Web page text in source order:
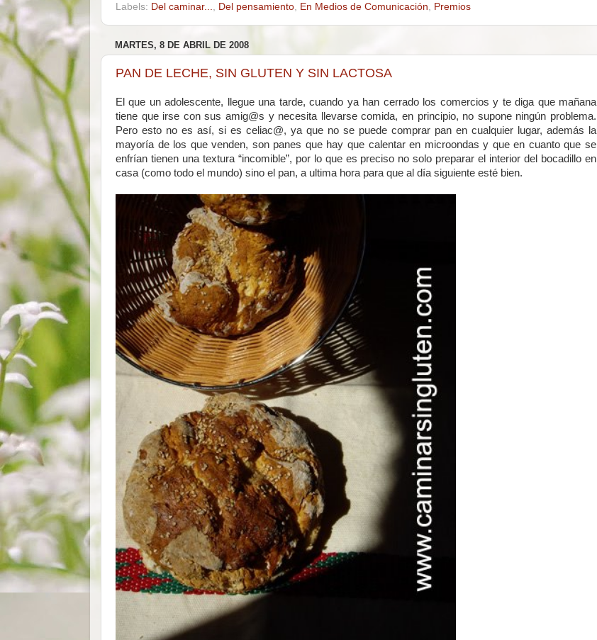
Labels: Del caminar... Del pensamiento En Medios de Comunicación Premios
MARTES, 8 DE ABRIL DE 2008
PAN DE LECHE, SIN GLUTEN Y SIN LACTOSA
El que un adolescente, llegue una tarde, cuando ya han cerrado los comercios y te diga que mañana
tiene que irse con sus amig@s y necesita llevarse comida, en principio, no supone ningún problema.
Pero esto no es así, si es celiac@, ya que no se puede comprar pan en cualquier lugar, además la
mayoría de los que venden, son panes que hay que calentar en microondas y que en cuanto que se
enfrían tienen una textura “incomible”, por lo que es preciso no solo preparar el interior del bocadillo en
casa (como todo el mundo) sino el pan, a ultima hora para que al día siguiente esté bien.